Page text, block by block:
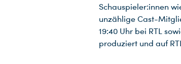
Schauspieler:innen
unzählige Cast-
19:40 Uhr bei RTL
produziert und auf